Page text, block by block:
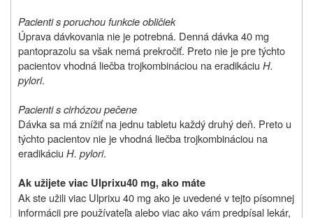
Pacienti s poruchou funkcie obličiek
Úprava dávkovania nie je potrebná. Denná dávka 40 mg
pantoprazolu sa však nemá prekročiť. Preto nie je pre týchto
pacientov vhodná liečba trojkombináciou na eradikáciu H.
pylori.
Pacienti s cirhózou pečene
Dávka sa má znížiť na jednu tabletu každý druhý deň. Preto u
týchto pacientov nie je vhodná liečba trojkombináciou na
eradikáciu H. pylori.
Ak užijete viac Ulprixu40 mg, ako máte
Ak ste užili viac Ulprixu 40 mg ako je uvedené v tejto písomnej
informácii pre používateľa alebo viac ako vám predpísal lekár,